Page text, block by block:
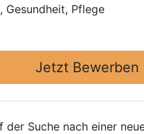
Gesundheit, Pflege
Jetzt Bewerben
der Suche nach einer